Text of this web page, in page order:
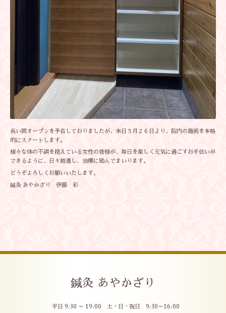
長い間オープンを予告しておりましたが、本日５月２６日より、院内の施術を本格
的にスタートします。
様々な体の不調を抱えている女性の皆様が、毎日を楽しく元気に過ごすお手伝いが
できるように、日々精進し、治療に励んでまいります。
どうぞよろしくお願いいたします。
鍼灸 あやかざり 伊藤 彩
鍼灸 あやかざり
平日 9:30 ～ 19:00 土・日・祝日 9:30～16:00